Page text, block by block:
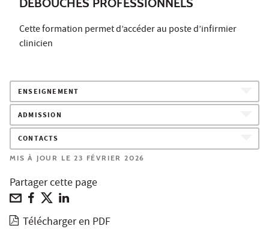
DÉBOUCHÉS PROFESSIONNELS
Cette formation permet d’accéder au poste d’infirmier
clinicien
ENSEIGNEMENT
ADMISSION
CONTACTS
MIS À JOUR LE 23 FÉVRIER 2026
Partager cette page
Télécharger en PDF